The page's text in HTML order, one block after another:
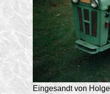
Eingesandt von